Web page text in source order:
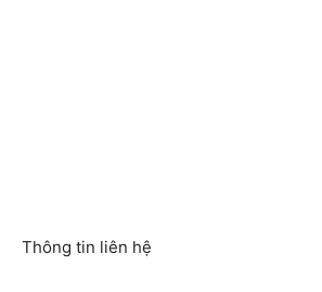
Thông tin liên hệ